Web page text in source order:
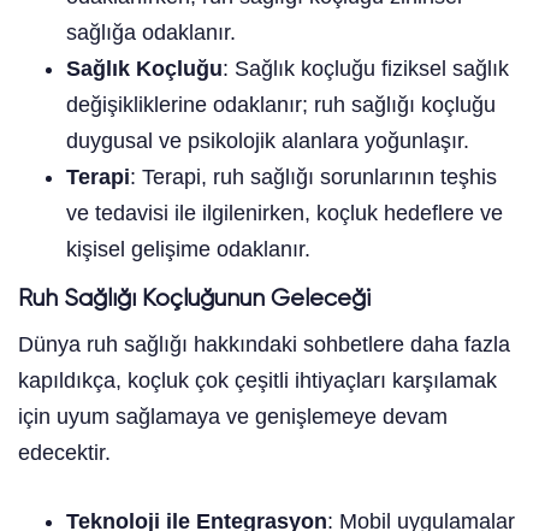
sağlığa odaklanır.
Sağlık Koçluğu: Sağlık koçluğu fiziksel sağlık
değişikliklerine odaklanır; ruh sağlığı koçluğu
duygusal ve psikolojik alanlara yoğunlaşır.
Terapi: Terapi, ruh sağlığı sorunlarının teşhis
ve tedavisi ile ilgilenirken, koçluk hedeflere ve
kişisel gelişime odaklanır.
Ruh Sağlığı Koçluğunun Geleceği
Dünya ruh sağlığı hakkındaki sohbetlere daha fazla
kapıldıkça, koçluk çok çeşitli ihtiyaçları karşılamak
için uyum sağlamaya ve genişlemeye devam
edecektir.
Teknoloji ile Entegrasyon: Mobil uygulamalar